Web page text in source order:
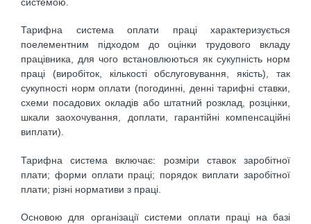
Тарифна система оплати праці характеризується
поелементним підходом до оцінки трудового вкладу
працівника, для чого встановлюються як сукупність норм
праці (виробіток, кількості обслуговування, якість), так
сукупності норм оплати (погодинні, денні тарифні ставки,
схеми посадових окладів або штатний розклад, розцінки,
шкали заохочування, доплати, гарантійні компенсаційні
виплати).
Тарифна система включає: розміри ставок заробітної
плати; форми оплати праці; порядок виплати заробітної
плати; різні нормативи з праці.
Основою для організації системи оплати праці на базі